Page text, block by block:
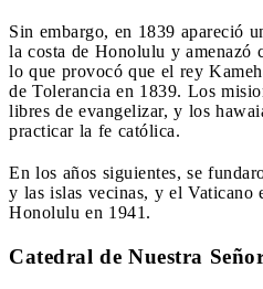
Sin embargo, en 1839 apareció
la costa de Honolulu y amenazó
lo que provocó que el rey
de Tolerancia en 1839. Los
libres de evangelizar, y los
practicar la fe católica.
En los años siguientes, se
y las islas vecinas, y el Vaticano
Honolulu en 1941.
Catedral de Nuestra